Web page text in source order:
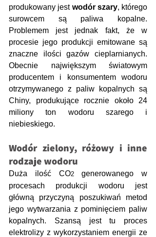
produkowany jest wodór szary, którego
surowcem są paliwa kopalne.
Problemem jest jednak fakt, że w
procesie jego produkcji emitowane są
znaczne ilości gazów cieplarnianych.
Obecnie największym światowym
producentem i konsumentem wodoru
otrzymywanego z paliw kopalnych są
Chiny, produkujące rocznie około 24
miliony ton wodoru szarego i
niebieskiego.
Wodór zielony, różowy i inne
rodzaje wodoru
Duża ilość CO2 generowanego w
procesach produkcji wodoru jest
główną przyczyną poszukiwań metod
jego wytwarzania z pominięciem paliw
kopalnych. Szansą jest tu proces
elektrolizy z wykorzystaniem energii ze